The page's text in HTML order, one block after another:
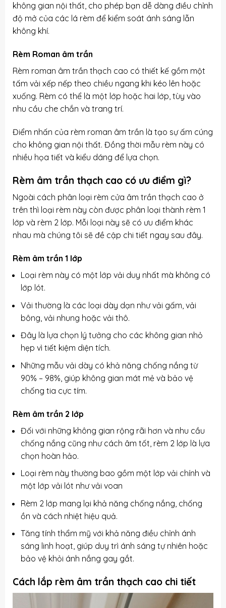
không gian nội thất, cho phép bạn dễ dàng điều chỉnh
độ mở của các lá rèm để kiểm soát ánh sáng lẫn
không khí.
Rèm Roman âm trần
Rèm roman âm trần thạch cao có thiết kế gồm một
tấm vải xếp nếp theo chiều ngang khi kéo lên hoặc
xuống. Rèm có thể là một lớp hoặc hai lớp, tùy vào
nhu cầu che chắn và trang trí.
Điểm nhấn của rèm roman âm trần là tạo sự ấm cúng
cho không gian nội thất. Đồng thời mẫu rèm này có
nhiều họa tiết và kiểu dáng để lựa chọn.
Rèm âm trần thạch cao có ưu điểm gì?
Ngoài cách phân loại rèm cửa âm trần thạch cao ở
trên thì loại rèm này còn được phân loại thành rèm 1
lớp và rèm 2 lớp. Mỗi loại này sẽ có ưu điểm khác
nhau mà chúng tôi sẽ đề cập chi tiết ngay sau đây.
Rèm âm trần 1 lớp
Loại rèm này có một lớp vải duy nhất mà không có
lớp lót.
Vải thường là các loại dày dạn như vải gấm, vải
bông, vải nhung hoặc vải thô.
Đây là lựa chọn lý tưởng cho các không gian nhỏ
hẹp vì tiết kiệm diện tích.
Những mẫu vải dày có khả năng chống nắng từ
90% – 98%, giúp không gian mát mẻ và bảo vệ
chống tia cực tím.
Rèm âm trần 2 lớp
Đối với những không gian rộng rãi hơn và nhu cầu
chống nắng cũng như cách âm tốt, rèm 2 lớp là lựa
chọn hoàn hảo.
Loại rèm này thường bao gồm một lớp vải chính và
một lớp vải lót như vải voan
Rèm 2 lớp mang lại khả năng chống nắng, chống
ồn và cách nhiệt hiệu quả.
Tăng tính thẩm mỹ với khả năng điều chỉnh ánh
sáng linh hoạt, giúp duy trì ánh sáng tự nhiên hoặc
bảo vệ khỏi ánh nắng gay gắt.
Cách lắp rèm âm trần thạch cao chi tiết